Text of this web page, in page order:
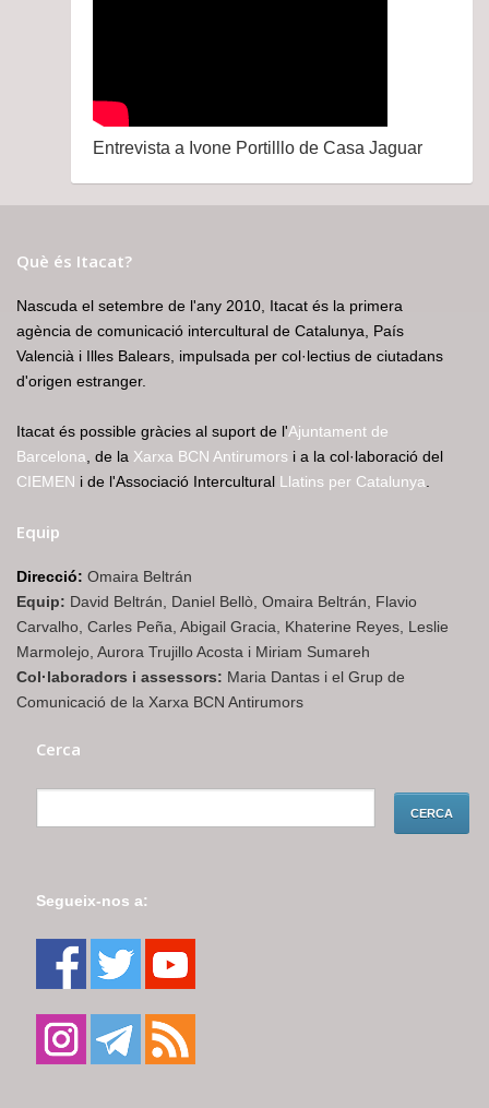
Entrevista a Ivone Portilllo de Casa Jaguar
Què és Itacat?
Nascuda el setembre de l'any 2010, Itacat és la primera
agència de comunicació intercultural de Catalunya, País
Valencià i Illes Balears, impulsada per col·lectius de ciutadans
d'origen estranger.
Itacat és possible gràcies al suport de l'Ajuntament de
Barcelona , de la Xarxa BCN Antirumors i a la col·laboració del
CIEMEN i de l'Associació Intercultural Llatins per Catalunya
Equip
Direcció: Omaira Beltrán
Equip: David Beltrán, Daniel Bellò, Omaira Beltrán, Flavio
Carvalho, Carles Peña, Abigail Gracia, Khaterine Reyes, Leslie
Marmolejo, Aurora Trujillo Acosta i Miriam Sumareh
Col·laboradors i assessors: Maria Dantas i el Grup de
Comunicació de la Xarxa BCN Antirumors
Cerca
Segueix-nos a: